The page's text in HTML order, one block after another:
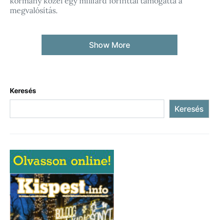
megvalósítás.
Show More
Keresés
Keresés